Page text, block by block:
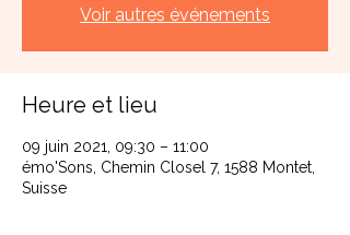
Voir autres événements
Heure et lieu
09 juin 2021, 09:30 – 11:00
émo'Sons, Chemin Closel 7, 1588 Montet,
Suisse